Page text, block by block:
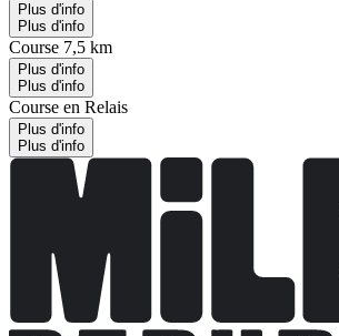
Plus d'info
Plus d'info
Course 7,5 km
Plus d'info
Plus d'info
Course en Relais
Plus d'info
Plus d'info